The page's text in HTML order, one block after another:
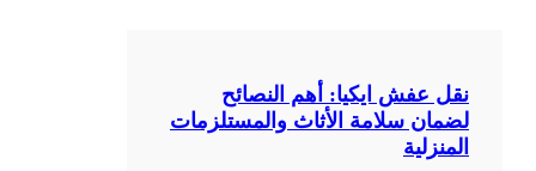
نقل عفش ايكيا: أهم النصائح
لضمان سلامة الأثاث والمستلزمات
المنزلية